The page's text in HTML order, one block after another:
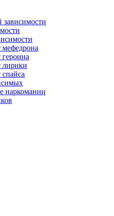
мефедрона
лирики
наркомании